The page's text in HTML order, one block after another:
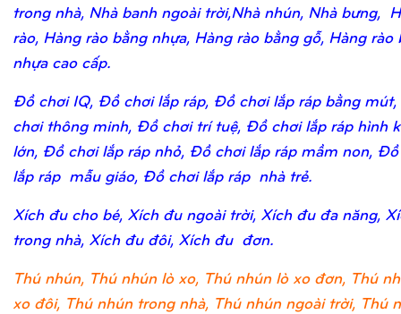
trong nhà, Nhà banh ngoài trời,Nhà nhún, Nhà bưng,
rào, Hàng rào bằng nhựa, Hàng rào bằng gỗ, Hàng rào
nhựa cao cấp.
Đồ chơi IQ, Đồ chơi lắp ráp, Đồ chơi lắp ráp bằng
chơi thông minh, Đồ chơi trí tuệ, Đồ chơi lắp ráp hình
lớn, Đồ chơi lắp ráp nhỏ, Đồ chơi lắp ráp mầm non,
lắp ráp mẫu giáo, Đồ chơi lắp ráp nhà trẻ.
Xích đu cho bé, Xích đu ngoài trời, Xích đu đa năng,
trong nhà, Xích đu đôi, Xích đu đơn.
Thú nhún, Thú nhún lò xo, Thú nhún lò xo đơn, Thú
xo đôi, Thú nhún trong nhà, Thú nhún ngoài trời, Thú